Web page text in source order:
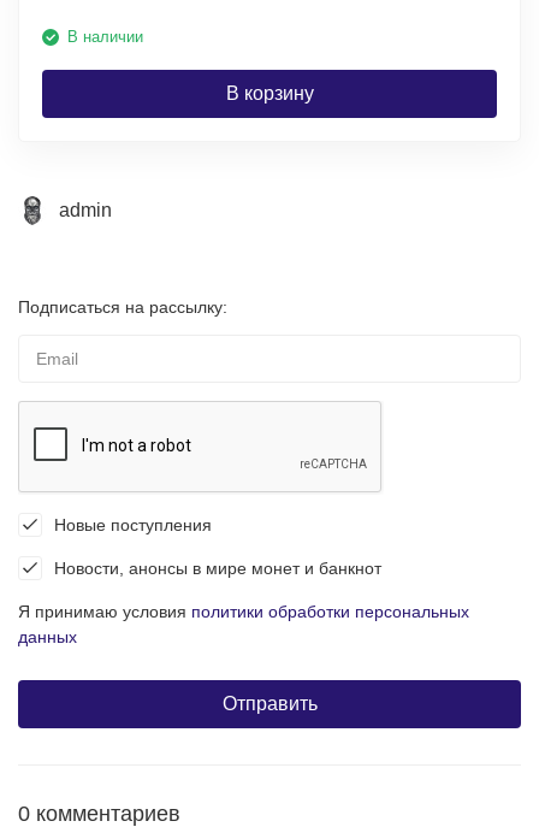
В наличии
В корзину
admin
Подписаться на рассылку:
Новые поступления
Новости, анонсы в мире монет и банкнот
Я принимаю условия политики обработки персональных
данных
0 комментариев